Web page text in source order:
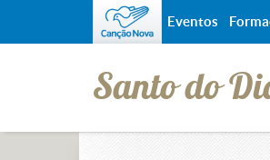
Santo do
Eventos